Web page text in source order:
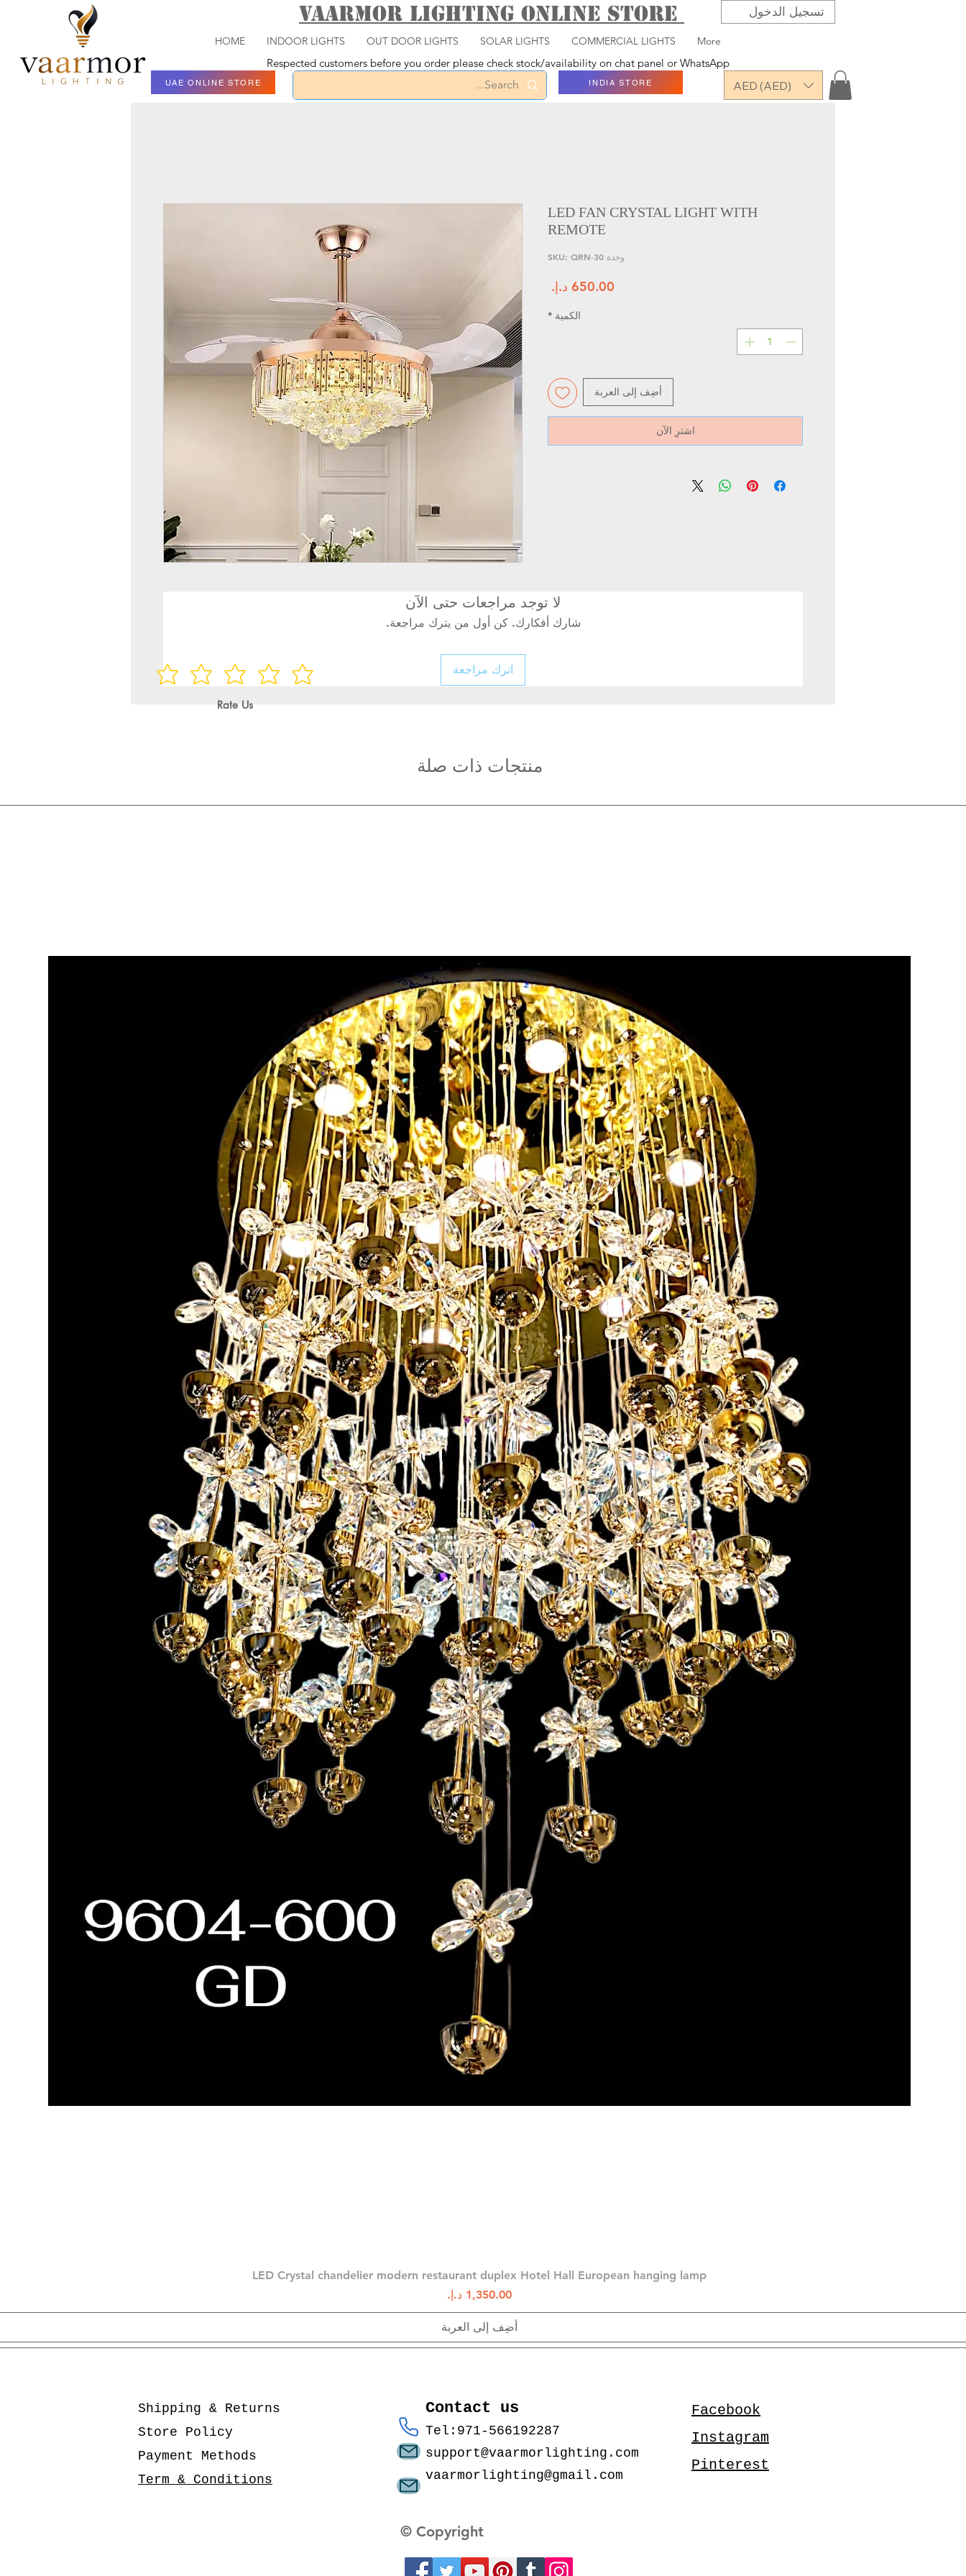
Vaarmor Lighting ONLINE STORE
HOME INDOOR LIGHTS OUT DOOR LIGHTS SOLAR LIGHTS COMMERCIAL LIGHTS More
تسجيل الدخول
Respected customers before you order please check stock/availability on chat panel or WhatsApp
UAE ONLINE STORE INDIA STORE AED (AED)
LED FAN CRYSTAL LIGHT WITH
REMOTE
وحدة SKU: QRN-30
السعر
الكمية *
أضِف إلى العربة
اشترِ الآن
لا توجد مراجعات حتى الآن
شارك أفكارك. كن أول من يترك مراجعة.
اترك مراجعة
Rate Us
منتجات ذات صلة
العرض السريع
LED Crystal chandelier modern restaurant duplex Hotel Hall European hanging lamp
السعر
أضِف إلى العربة
Shipping & Returns
Store Policy
Payment Methods
Term & Conditions
Contact us
Tel:971-566192287
support@vaarmorlighting.com
vaarmorlighting@gmail.com
Facebook
Instagram
Pinterest
© Copyright